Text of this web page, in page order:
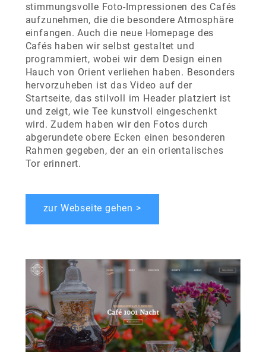
stimmungsvolle Foto-Impressionen des Cafés
aufzunehmen, die die besondere Atmosphäre
einfangen. Auch die neue Homepage des
Cafés haben wir selbst gestaltet und
programmiert, wobei wir dem Design einen
Hauch von Orient verliehen haben. Besonders
hervorzuheben ist das Video auf der
Startseite, das stilvoll im Header platziert ist
und zeigt, wie Tee kunstvoll eingeschenkt
wird. Zudem haben wir den Fotos durch
abgerundete obere Ecken einen besonderen
Rahmen gegeben, der an ein orientalisches
Tor erinnert.
zur Webseite gehen >